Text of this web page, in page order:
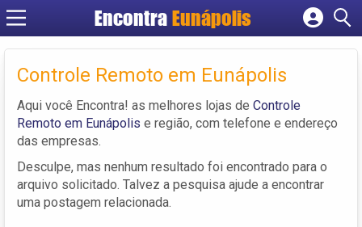
EncontraEunápolis
Cadastrar empresa
Criar conta
Controle Remoto em Eunápolis
Aqui você Encontra! as melhores lojas de Controle
Remoto em Eunápolis e região, com telefone e endereço
das empresas.
Desculpe, mas nenhum resultado foi encontrado para o
arquivo solicitado. Talvez a pesquisa ajude a encontrar
uma postagem relacionada.